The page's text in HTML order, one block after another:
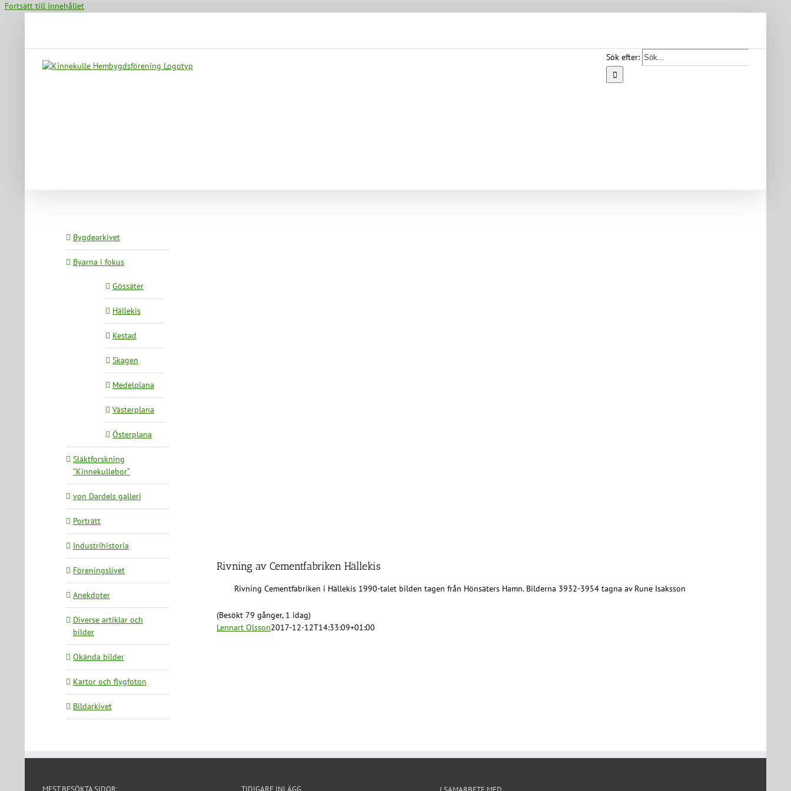
Fortsätt till innehållet
Sök efter:
Rivning av Cementfabriken Hällekis
Rivning Cementfabriken i Hällekis 1990-talet bilden tagen från Hönsäters Hamn. Bilderna 3932-3954 tagna av Rune Isaksson
(Besökt 79 gånger, 1 idag)
Lennart Olsson2017-12-12T14:33:09+01:00
Bygdearkivet
Byarna i fokus
Gössäter
Hällekis
Kestad
Skagen
Medelplana
Västerplana
Österplana
Släktforskning
”Kinnekullebor”
von Dardels galleri
Porträtt
Industrihistoria
Föreningslivet
Anekdoter
Diverse artiklar och
bilder
Okända bilder
Kartor och flygfoton
Bildarkivet
MEST BESÖKTA SIDOR: TIDIGARE INLÄGG